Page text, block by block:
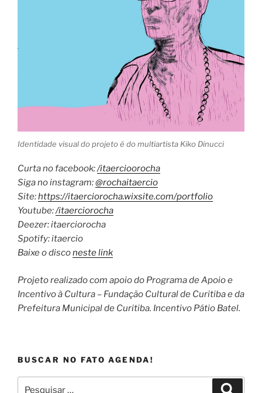
Identidade visual do projeto é do multiartista Kiko Dinucci
Curta no facebook:/itaercioorocha
Siga no instagram:@rochaitaercio
Site:https://itaerciorocha.wixsite.com/portfolio
Youtube:/itaerciorocha
Deezer: itaerciorocha
Spotify: itaercio
Baixe o disconeste link
Projeto realizado com apoio do Programa de Apoio e
Incentivo à Cultura – Fundação Cultural de Curitiba e da
Prefeitura Municipal de Curitiba. Incentivo Pátio Batel.
BUSCAR NO FATO AGENDA!